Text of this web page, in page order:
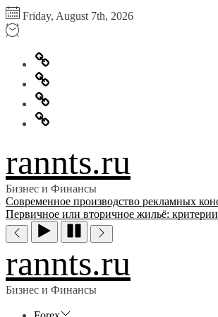
Перейти
к
содержимому
Friday, August 7th, 2026
Главная
Информация
для
правообладателей
Обратная
связь
Политика
конфиденциальности
rannts.ru
Бизнес и Финансы
Современное производство рекламных
Первичное или вторичное жильё:
rannts.ru
Бизнес и Финансы